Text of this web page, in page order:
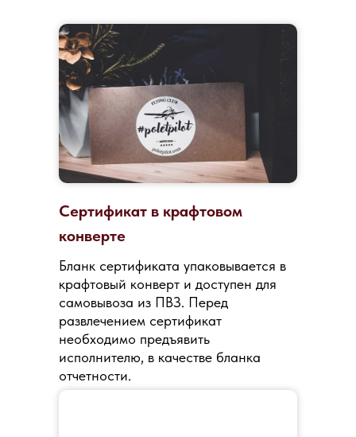
Сертификат в крафтовом
конверте
Бланк сертификата упаковывается в
крафтовый конверт и доступен для
самовывоза из ПВЗ. Перед
развлечением сертификат
необходимо предъявить
исполнителю, в качестве бланка
отчетности.